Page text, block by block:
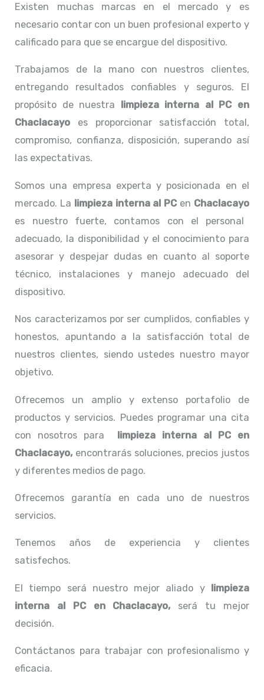
Existen muchas marcas en el mercado y es
necesario contar con un buen profesional experto y
calificado para que se encargue del dispositivo.
Trabajamos de la mano con nuestros clientes,
entregando resultados confiables y seguros. El
propósito de nuestra
limpieza interna al PC en
Chaclacayo es proporcionar satisfacción total,
compromiso, confianza, disposición, superando así
las expectativas.
Somos una empresa experta y posicionada en el
mercado. La limpieza interna al PC en Chaclacayo
es nuestro fuerte, contamos con el personal
adecuado, la disponibilidad y el conocimiento para
asesorar y despejar dudas en cuanto al soporte
técnico, instalaciones y manejo adecuado del
dispositivo.
Nos caracterizamos por ser cumplidos, confiables y
honestos, apuntando a la satisfacción total de
nuestros clientes, siendo ustedes nuestro mayor
objetivo.
Ofrecemos un amplio y extenso portafolio de
productos y servicios. Puedes programar una cita
con nosotros para limpieza interna al PCen
Chaclacayo, encontrarás soluciones, precios justos
y diferentes medios de pago.
Ofrecemos garantía en cada uno de nuestros
servicios.
Tenemos años de experiencia y clientes
satisfechos.
El tiempo será nuestro mejor aliado y limpieza
interna al PCen Chaclacayo, será tu mejor
decisión.
Contáctanos para trabajar con profesionalismo y
eficacia.